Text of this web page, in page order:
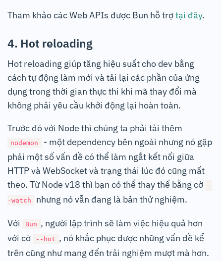
Tham khảo các Web APIs được Bun hỗ trợtại đây.
4. Hot reloading
Hot reloading giúp tăng hiệu suất cho dev bằng
cách tự động làm mới và tải lại các phần của ứng
dụng trong thời gian thực thi khi mã thay đổi mà
không phải yêu cầu khởi động lại hoàn toàn.
Trước đó với Node thì chúng ta phải tải thêm
nodemon
- một dependency bên ngoài nhưng nó gặp
phải một số vấn đề có thể làm ngắt kết nối giữa
HTTP và WebSocket và trạng thái lúc đó cũng mất
theo. Từ Node v18 thì bạn có thể thay thế bằng cờ
-
-watch
nhưng nó vẫn đang là bản thử nghiệm.
Với Bun , người lập trình sẽ làm việc hiệu quả hơn
với cờ
--hot , nó khắc phục được những vấn đề kể
trên cũng như mang đến trải nghiệm mượt mà hơn.